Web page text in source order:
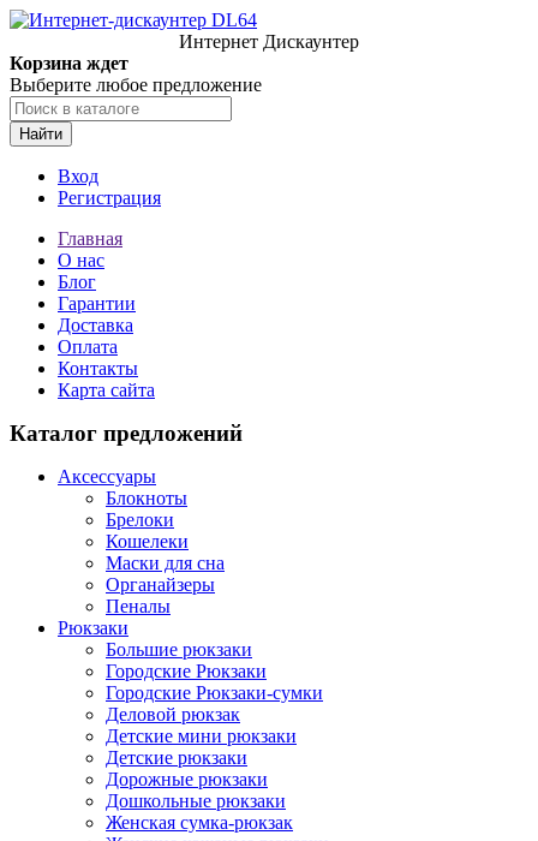
Интернет Дискаунтер
Корзина ждет
Выберите любое предложение
Найти
Вход
Регистрация
Главная
О нас
Блог
Гарантии
Доставка
Оплата
Контакты
Карта сайта
Каталог предложений
Аксессуары
Блокноты
Брелоки
Кошелеки
Маски для сна
Органайзеры
Пеналы
Рюкзаки
Большие рюкзаки
Городские Рюкзаки
Городские Рюкзаки-сумки
Деловой рюкзак
Детские мини рюкзаки
Детские рюкзаки
Дорожные рюкзаки
Дошкольные рюкзаки
Женская сумка-рюкзак